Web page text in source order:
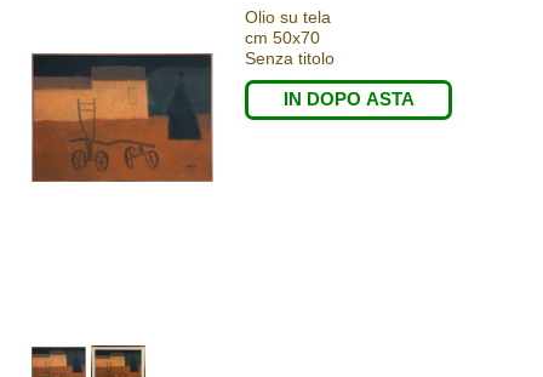
Olio su tela
cm 50x70
Senza titolo
IN DOPO ASTA